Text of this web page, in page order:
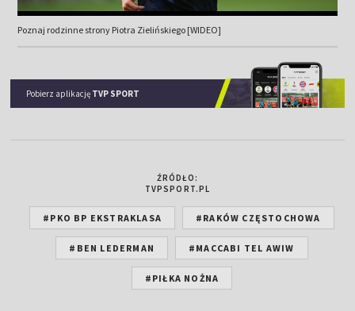
Poznaj rodzinne strony Piotra Zielińskiego [WIDEO]
Pobierz aplikację TVP SPORT
ŹRÓDŁO:
TVPSPORT.PL
#PKO BP EKSTRAKLASA #RAKÓW CZĘSTOCHOWA
#BEN LEDERMAN #MACCABI TEL AWIW
#PIŁKA NOŻNA